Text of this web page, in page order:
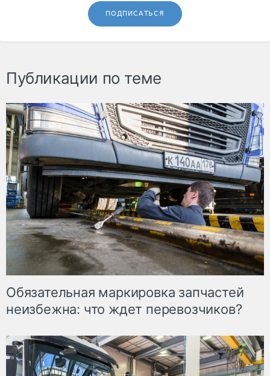
ПОДПИСАТЬСЯ
Публикации по теме
Обязательная маркировка запчастей
неизбежна: что ждет перевозчиков?